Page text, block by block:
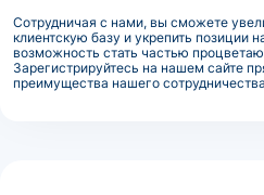
Сотрудничая с нами, вы сможете
клиентскую базу и укрепить позиции
возможность стать частью
Зарегистрируйтесь на нашем сайте
преимущества нашего